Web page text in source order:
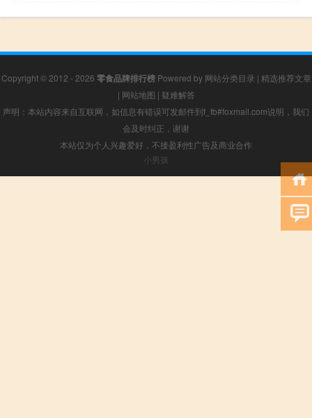
Copyright © 2012 - 2026 零食品牌排行榜Powered by 网站分类目录 | 精选推荐文章
| 网站地图 | 疑难解答
声明：本站内容来自互联网，如信息有错误可发邮件到f_fb#foxmail.com说明，我们
会及时纠正，谢谢
本站仅为个人兴趣爱好，不接盈利性广告及商业合作
小男孩